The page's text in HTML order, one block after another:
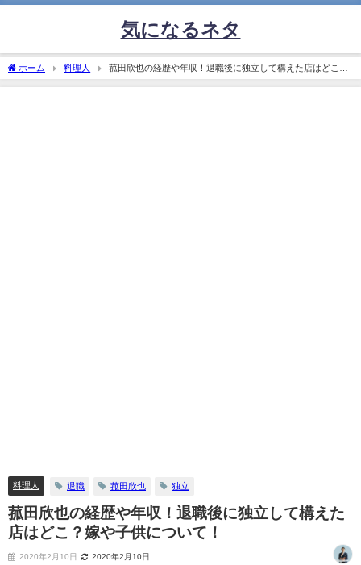
気になるネタ
ホーム 料理人
菰田欣也の経歴や年収！退職後に独立して構えた店はどこ？
嫁や子供について！
料理人 退職 菰田欣也 独立
菰田欣也の経歴や年収！退職後に独立して構えた
店はどこ？嫁や子供について！
2020年2月10日 2020年2月10日